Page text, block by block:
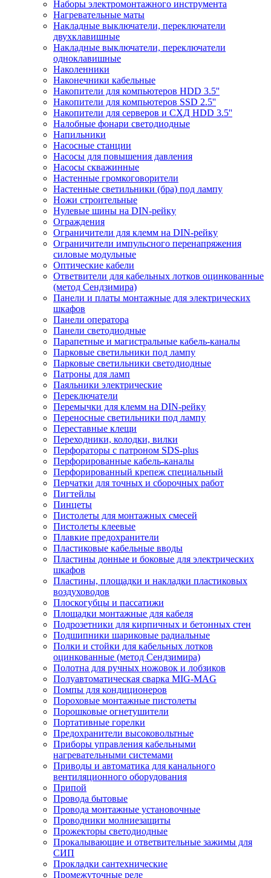
Наборы электромонтажного инструмента
Нагревательные маты
Накладные выключатели, переключатели
двухклавишные
Накладные выключатели, переключатели
одноклавишные
Наколенники
Наконечники кабельные
Накопители для компьютеров HDD 3.5''
Накопители для компьютеров SSD 2.5''
Накопители для серверов и СХД HDD 3.5''
Налобные фонари светодиодные
Напильники
Насосные станции
Насосы для повышения давления
Насосы скважинные
Настенные громкоговорители
Настенные светильники (бра) под лампу
Ножи строительные
Нулевые шины на DIN-рейку
Ограждения
Ограничители для клемм на DIN-рейку
Ограничители импульсного перенапряжения
силовые модульные
Оптические кабели
Ответвители для кабельных лотков оцинкованные
(метод Сендзимира)
Панели и платы монтажные для электрических
шкафов
Панели оператора
Панели светодиодные
Парапетные и магистральные кабель-каналы
Парковые светильники под лампу
Парковые светильники светодиодные
Патроны для ламп
Паяльники электрические
Переключатели
Перемычки для клемм на DIN-рейку
Переносные светильники под лампу
Переставные клещи
Переходники, колодки, вилки
Перфораторы с патроном SDS-plus
Перфорированные кабель-каналы
Перфорированный крепеж специальный
Перчатки для точных и сборочных работ
Пигтейлы
Пинцеты
Пистолеты для монтажных смесей
Пистолеты клеевые
Плавкие предохранители
Пластиковые кабельные вводы
Пластины донные и боковые для электрических
шкафов
Пластины, площадки и накладки пластиковых
воздуховодов
Плоскогубцы и пассатижи
Площадки монтажные для кабеля
Подрозетники для кирпичных и бетонных стен
Подшипники шариковые радиальные
Полки и стойки для кабельных лотков
оцинкованные (метод Сендзимира)
Полотна для ручных ножовок и лобзиков
Полуавтоматическая сварка MIG-MAG
Помпы для кондиционеров
Пороховые монтажные пистолеты
Порошковые огнетушители
Портативные горелки
Предохранители высоковольтные
Приборы управления кабельными
нагревательными системами
Приводы и автоматика для канального
вентиляционного оборудования
Припой
Провода бытовые
Провода монтажные установочные
Проводники молниезащиты
Прожекторы светодиодные
Прокалывающие и ответвительные зажимы для
СИП
Прокладки сантехнические
Промежуточные реле